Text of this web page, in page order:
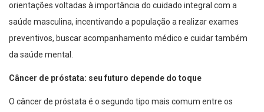
orientações voltadas à importância do cuidado integral com a
saúde masculina, incentivando a população a realizar exames
preventivos, buscar acompanhamento médico e cuidar também
da saúde mental.
Câncer de próstata: seu futuro depende do toque
O câncer de próstata é o segundo tipo mais comum entre os